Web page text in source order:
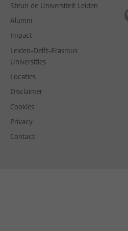
Steun de Universiteit Leiden
Alumni
Impact
Leiden-Delft-Erasmus
Universities
Locaties
Disclaimer
Cookies
Privacy
Contact